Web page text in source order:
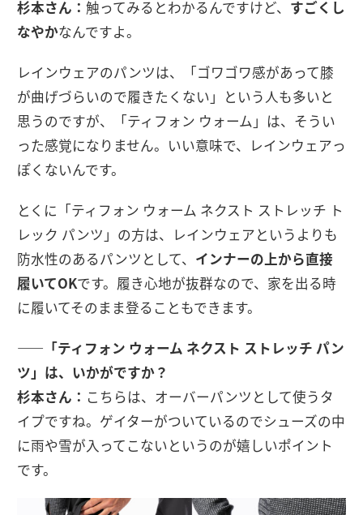
杉本さん： 触ってみるとわかるんですけど、 すごくし
なやかなんですよ。
レインウェアのパンツは、「ゴワゴワ感があって膝
が曲げづらいので履きたくない」という人も多いと
思うのですが、「ティフォン ウォーム」は、そうい
った感覚になりません。いい意味で、レインウェアっ
ぽくないんです。
とくに「ティフォン ウォーム ネクスト ストレッチ ト
レック パンツ」の方は、レインウェアというよりも
防水性のあるパンツとして、 インナーの上から直接
履いてOKです。履き心地が抜群なので、家を出る時
に履いてそのまま登ることもできます。
――「ティフォン ウォーム ネクスト ストレッチ パン
ツ」は、いかがですか？
杉本さん： こちらは、オーバーパンツとして使うタ
イプですね。ゲイターがついているのでシューズの中
に雨や雪が入ってこないというのが嬉しいポイント
です。